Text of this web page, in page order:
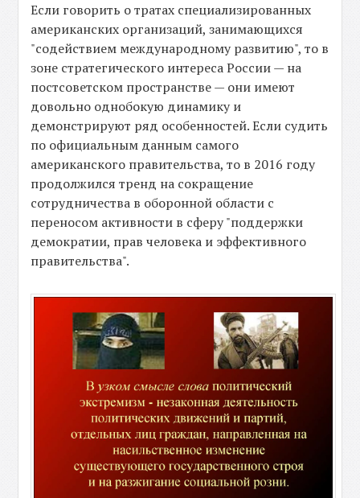
Если говорить о тратах специализированных
американских организаций, занимающихся
"содействием международному развитию", то в
зоне стратегического интереса России — на
постсоветском пространстве — они имеют
довольно однобокую динамику и
демонстрируют ряд особенностей. Если судить
по официальным данным самого
американского правительства, то в 2016 году
продолжился тренд на сокращение
сотрудничества в оборонной области с
переносом активности в сферу "поддержки
демократии, прав человека и эффективного
правительства".